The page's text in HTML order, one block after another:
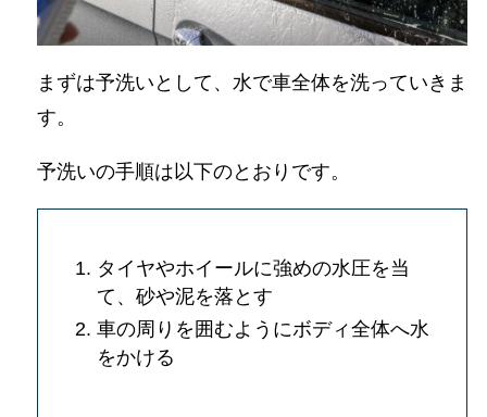
まずは予洗いとして、水で車全体を洗っていきま
す。
予洗いの手順は以下のとおりです。
タイヤやホイールに強めの水圧を当
て、砂や泥を落とす
車の周りを囲むようにボディ全体へ水
をかける